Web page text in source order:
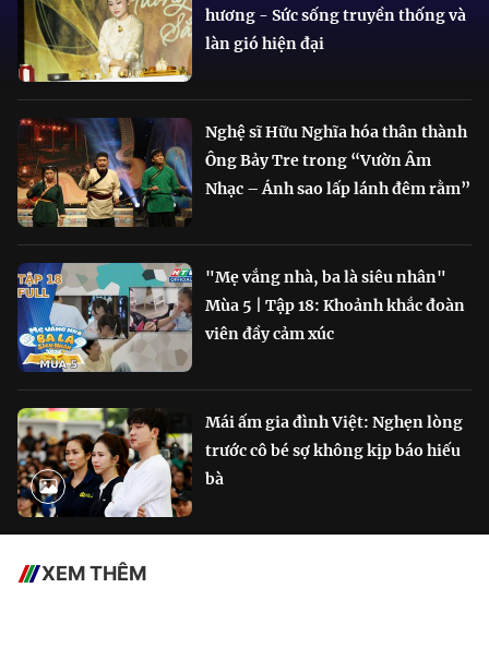
hương - Sức sống truyền thống và
làn gió hiện đại
Nghệ sĩ Hữu Nghĩa hóa thân thành
Ông Bảy Tre trong “Vườn Âm
Nhạc – Ánh sao lấp lánh đêm rằm”
"Mẹ vắng nhà, ba là siêu nhân"
Mùa 5 | Tập 18: Khoảnh khắc đoàn
viên đầy cảm xúc
Mái ấm gia đình Việt: Nghẹn lòng
trước cô bé sợ không kịp báo hiếu
bà
XEM THÊM